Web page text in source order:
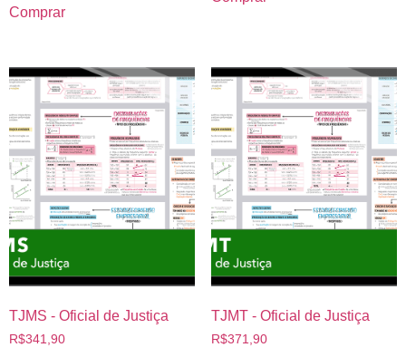
Comprar
TJMS - Oficial de Justiça
R$341,90
TJMT - Oficial de Justiça
R$371,90